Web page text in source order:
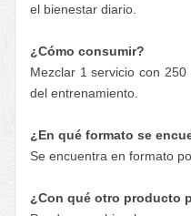
el bienestar diario.
¿Cómo consumir?
Mezclar 1 servicio con
del entrenamiento.
¿En qué formato se
Se encuentra en formato
¿Con qué otro producto